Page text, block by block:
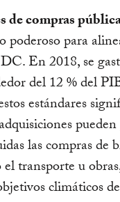
de compras
para
En 2018, se
del 12 % del
estándares
las compras de
transporte u
climáticos